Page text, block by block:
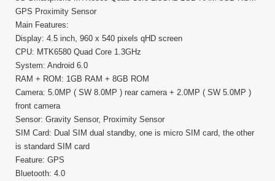
GPS Proximity Sensor
Main Features:
Display: 4.5 inch, 960 x 540 pixels qHD screen
CPU: MTK6580 Quad Core 1.3GHz
System: Android 6.0
RAM + ROM: 1GB RAM + 8GB ROM
Camera: 5.0MP ( SW 8.0MP ) rear camera + 2.0MP ( SW 5.0MP )
front camera
Sensor: Gravity Sensor, Proximity Sensor
SIM Card: Dual SIM dual standby, one is micro SIM card, the other
is standard SIM card
Feature: GPS
Bluetooth: 4.0